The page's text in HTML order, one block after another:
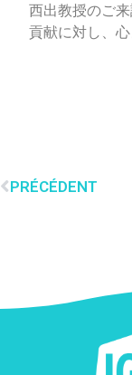
西出教授のご
貢献に対し、
PRÉCÉDENT